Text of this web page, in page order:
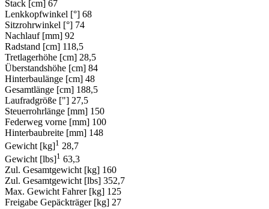
Stack [cm] 67
Lenkkopfwinkel [°] 68
Sitzrohrwinkel [°] 74
Nachlauf [mm] 92
Radstand [cm] 118,5
Tretlagerhöhe [cm] 28,5
Überstandshöhe [cm] 84
Hinterbaulänge [cm] 48
Gesamtlänge [cm] 188,5
Laufradgröße ["] 27,5
Steuerrohrlänge [mm] 150
Federweg vorne [mm] 100
Hinterbaubreite [mm] 148
Gewicht [kg]1 28,7
Gewicht [lbs]1 63,3
Zul. Gesamtgewicht [kg] 160
Zul. Gesamtgewicht [lbs] 352,7
Max. Gewicht Fahrer [kg] 125
Freigabe Gepäckträger [kg] 27